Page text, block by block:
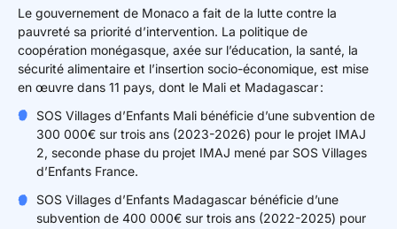
Le gouvernement de Monaco a fait de la lutte contre la
pauvreté sa priorité d’intervention. La politique de
coopération monégasque, axée sur l’éducation, la santé, la
sécurité alimentaire et l’insertion socio-économique, est mise
en œuvre dans 11 pays, dont le Mali et Madagascar :
SOS Villages d’Enfants Mali bénéficie d’une subvention de
300 000€ sur trois ans (2023-2026) pour le projet IMAJ
2, seconde phase du projet IMAJ mené par SOS Villages
d’Enfants France.
SOS Villages d’Enfants Madagascar bénéficie d’une
subvention de 400 000€ sur trois ans (2022-2025) pour